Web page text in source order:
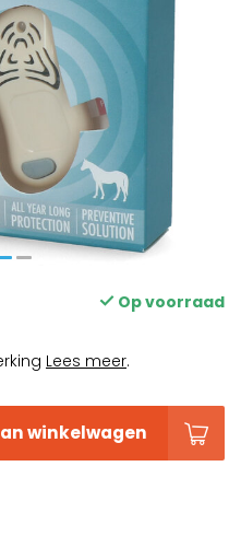
Op voorraad
Lees meer.
winkelwagen